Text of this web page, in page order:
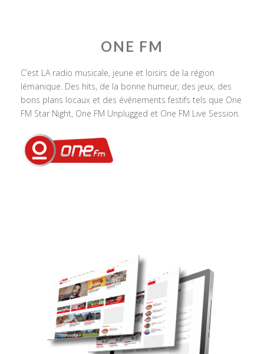
ONE FM
C’est LA radio musicale, jeune et loisirs de la région
lémanique. Des hits, de la bonne humeur, des jeux, des
bons plans locaux et des événements festifs tels que One
FM Star Night, One FM Unplugged et One FM Live Session.